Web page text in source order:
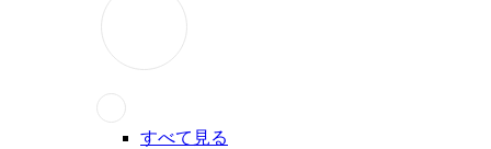
すべて見る